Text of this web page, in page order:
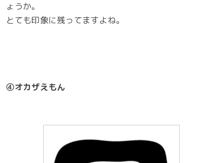
ょうか。
とても印象に残ってますよね。
④オカザえもん